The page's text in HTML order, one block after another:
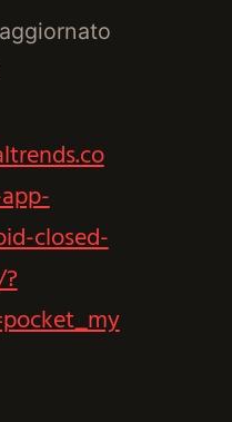
aggiornato
closed-